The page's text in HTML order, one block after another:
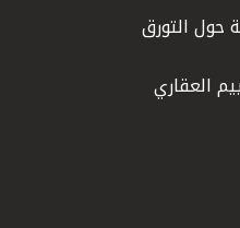
حول التورق
العقاري